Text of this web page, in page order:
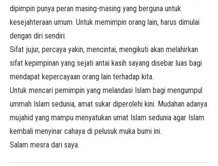
dipimpin punya peran masing-masing yang berguna untuk
kesejahteraan umum. Untuk memimpin orang lain, harus dimulai
dengan diri sendiri.
Sifat jujur, percaya yakin, mencintai, mengikuti akan melahirkan
sifat kepimpinan yang sejati antai kasih sayang disebar luas bagi
mendapat kepercayaan orang lain terhadap kita.
Untuk mencari pemimpin yang melandasi Islam bagi mengumpul
ummah Islam sedunia, amat sukar diperolehi kini. Mudahan adanya
mujahid yang mampu menyatukan umat Islam sedunia agar Islam
kembali menyinar cahaya di pelusuk muka bumi ini.
Salam mesra dari saya.